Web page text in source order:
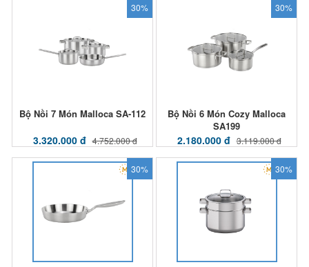
30%
Bộ Nồi 7 Món Malloca SA-112
3.320.000 đ 4.752.000 đ
30%
Bộ Nồi 6 Món Cozy Malloca
SA199
2.180.000 đ 3.119.000 đ
30% 30%